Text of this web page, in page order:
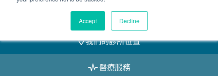
Accept Decline
我們的醫護團隊
我們的診所位置
醫療服務